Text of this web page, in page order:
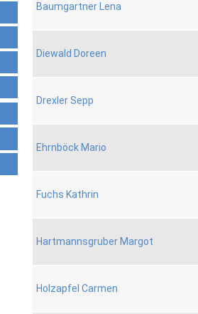
Baumgartner Lena
Diewald Doreen
Drexler Sepp
Ehrnböck Mario
Fuchs Kathrin
Hartmannsgruber Margot
Holzapfel Carmen